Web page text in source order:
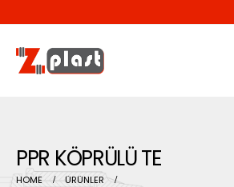
PPR KÖPRÜLÜ TE
HOME
ÜRÜNLER